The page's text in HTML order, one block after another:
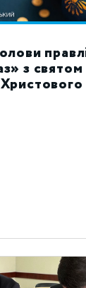
з святом